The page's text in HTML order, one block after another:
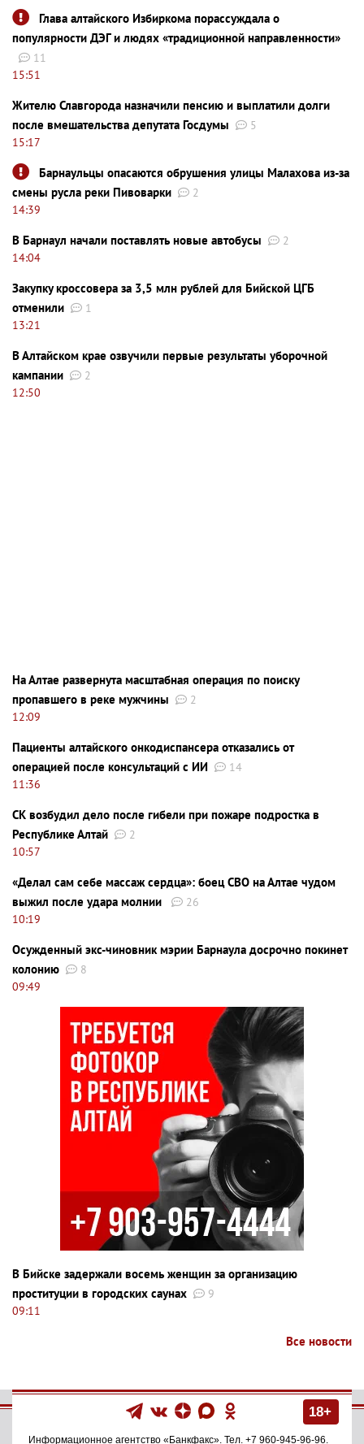
Глава алтайского Избиркома порассуждала о
популярности ДЭГ и людях «традиционной направленности»
11
15:51
Жителю Славгорода назначили пенсию и выплатили долги
после вмешательства депутата Госдумы
5
15:17
Барнаульцы опасаются обрушения улицы Малахова из-за
смены русла реки Пивоварки
2
14:39
В Барнаул начали поставлять новые автобусы
2
14:04
Закупку кроссовера за 3,5 млн рублей для Бийской ЦГБ
отменили
1
13:21
В Алтайском крае озвучили первые результаты уборочной
кампании
2
12:50
На Алтае развернута масштабная операция по поиску
пропавшего в реке мужчины
2
12:09
Пациенты алтайского онкодиспансера отказались от
операцией после консультаций с ИИ
14
11:36
СК возбудил дело после гибели при пожаре подростка в
Республике Алтай
2
10:57
«Делал сам себе массаж сердца»: боец СВО на Алтае чудом
выжил после удара молнии
26
10:19
Осужденный экс-чиновник мэрии Барнаула досрочно покинет
колонию
8
09:49
В Бийске задержали восемь женщин за организацию
проституции в городских саунах
9
09:11
Все новости
18+
Информационное агентство «Банкфакс» . Тел. +7 960-945-96-96